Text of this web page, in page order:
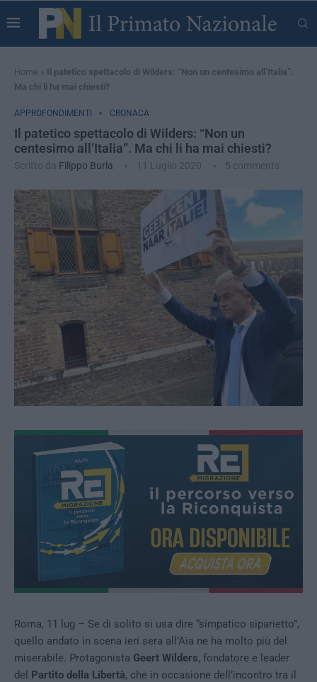
Home » Il patetico spettacolo di Wilders: “Non un centesimo all’Italia”.
Ma chi li ha mai chiesti?
APPROFONDIMENTI CRONACA
Il patetico spettacolo di Wilders: “Non un
centesimo all’Italia”. Ma chi li ha mai chiesti?
Scritto da Filippo Burla 11 Luglio 2020 5 comments
Roma, 11 lug – Se di solito si usa dire “simpatico siparietto”,
quello andato in scena ieri sera all’Aia ne ha molto più del
miserabile. Protagonista Geert Wilders, fondatore e leader
del Partito della Libertà, che in occasione dell’incontro tra il